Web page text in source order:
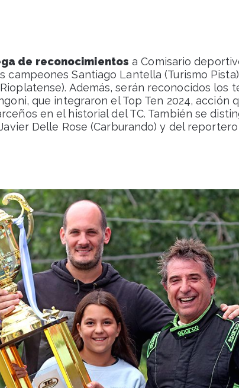
de reconocimientos a Comisario
campeones Santiago Lantella (Turismo
Además, serán reconocidos los
que integraron el Top Ten 2024, acción
en el historial del TC. También se
Delle Rose (Carburando) y del